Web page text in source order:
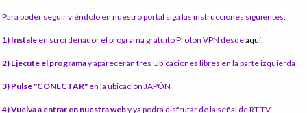
Para poder seguir viéndolo en nuestro portal siga las instrucciones siguientes:
1) Instale en su ordenador el programa gratuito Proton VPN desdeaquí:
2) Ejecute el programay aparecerán tres Ubicaciones libres en la parte izquierda
3) Pulse "CONECTAR" en la ubicación JAPÓN
4) Vuelva a entrar en nuestra weby ya podrá disfrutar de la señal de RT TV